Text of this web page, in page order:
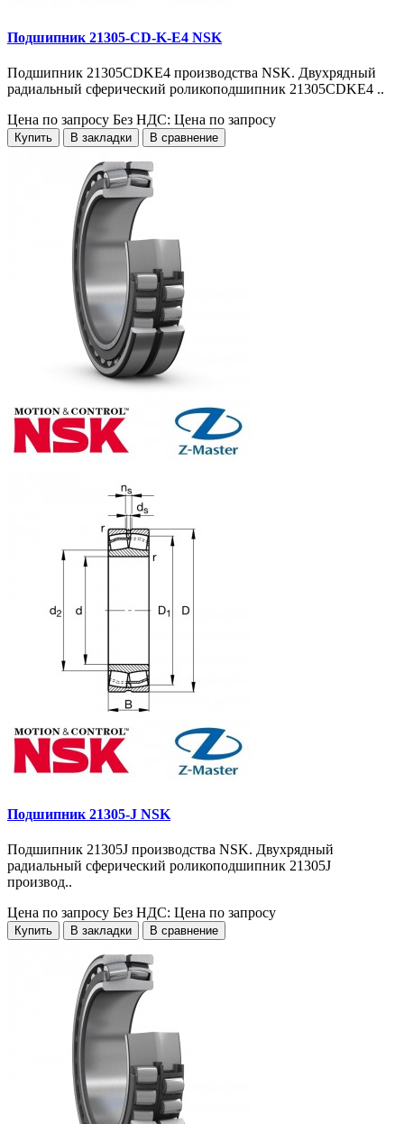
Подшипник 21305-CD-K-E4 NSK
Подшипник 21305CDKE4 производства NSK. Двухрядный
радиальный сферический роликоподшипник 21305CDKE4 ..
Цена по запросу Без НДС: Цена по запросу
Купить В закладки В сравнение
Подшипник 21305-J NSK
Подшипник 21305J производства NSK. Двухрядный
радиальный сферический роликоподшипник 21305J
производ..
Цена по запросу Без НДС: Цена по запросу
Купить В закладки В сравнение